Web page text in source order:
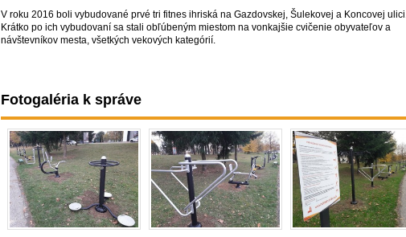
V roku 2016 boli vybudované prvé tri fitnes ihriská na Gazdovskej, Šulekovej a Koncovej ulici.
Krátko po ich vybudovaní sa stali obľúbeným miestom na vonkajšie cvičenie obyvateľov a
návštevníkov mesta, všetkých vekových kategórií.
Fotogaléria k správe